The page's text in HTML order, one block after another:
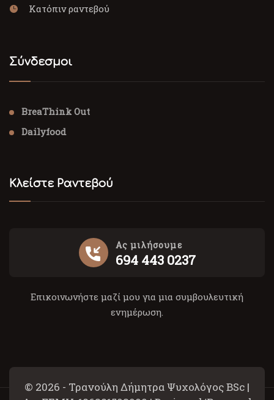
Κατόπιν ραντεβού
Σύνδεσμοι
BreaThink Out
Dailyfood
Κλείστε Ραντεβού
Ας μιλήσουμε
694 443 0237
Επικοινωνήστε μαζί μου για μια συμβουλευτική
ενημέρωση.
© 2026 - Τρανούλη Δήμητρα Ψυχολόγος BSc |